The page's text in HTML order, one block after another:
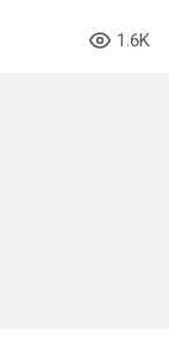
1.6K